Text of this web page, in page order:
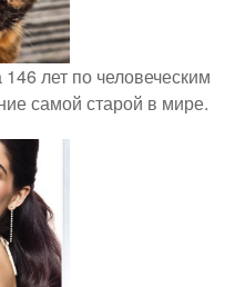
лет по человеческим
самой старой в мире.